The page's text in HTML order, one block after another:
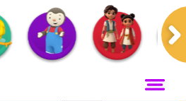
Piripenguenler